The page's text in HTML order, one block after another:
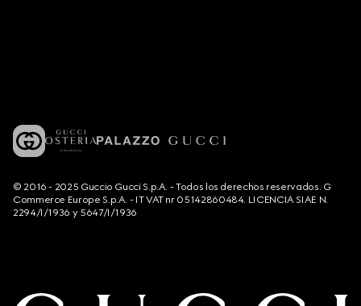
© 2016 - 2025 Guccio Gucci S.p.A. - Todos los derechos reservados. G
Commerce Europe S.p.A. - IT VAT nr 05142860484. LICENCIA SIAE N.
2294/I/1936 y 5647/I/1936